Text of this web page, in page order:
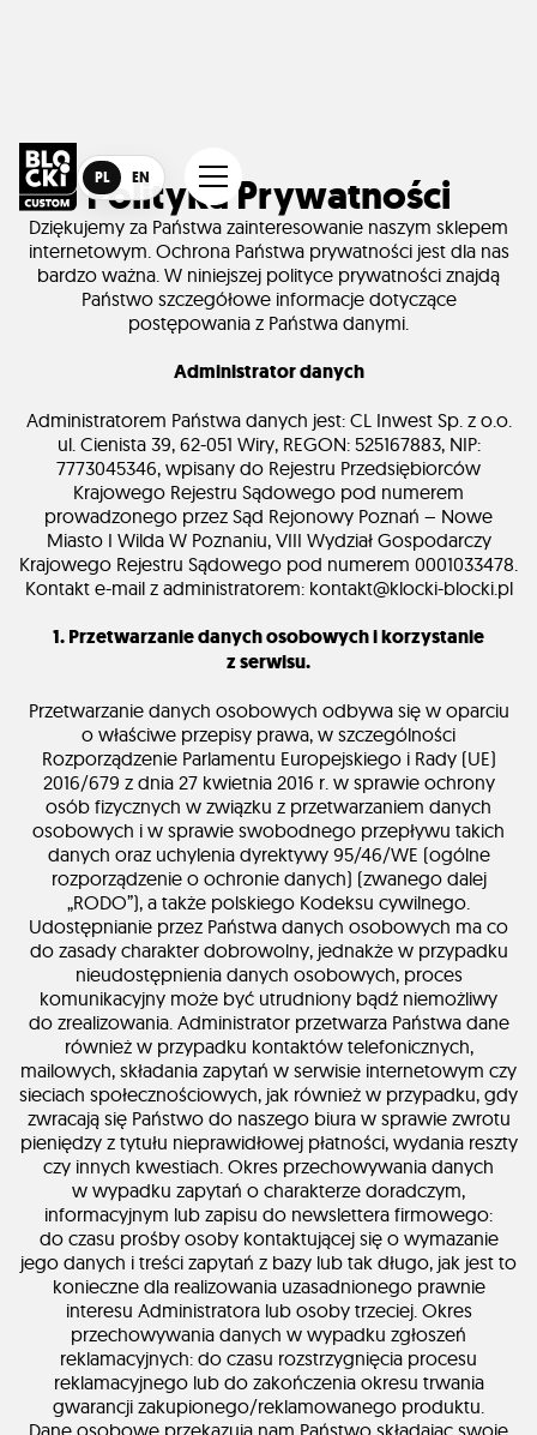
PL EN
Polityka Prywatności
Dziękujemy za Państwa zainteresowanie naszym sklepem
internetowym. Ochrona Państwa prywatności jest dla nas
bardzo ważna. W niniejszej polityce prywatności znajdą
Państwo szczegółowe informacje dotyczące
postępowania z Państwa danymi.
Administrator danych
Administratorem Państwa danych jest: CL Inwest Sp. z o.o.
ul. Cienista 39, 62-051 Wiry, REGON: 525167883, NIP:
7773045346, wpisany do Rejestru Przedsiębiorców
Krajowego Rejestru Sądowego pod numerem
prowadzonego przez Sąd Rejonowy Poznań – Nowe
Miasto I Wilda W Poznaniu, VIII Wydział Gospodarczy
Krajowego Rejestru Sądowego pod numerem 0001033478.
Kontakt e-mail z administratorem: kontakt@klocki-blocki.pl
1. Przetwarzanie danych osobowych i korzystanie
z serwisu.
Przetwarzanie danych osobowych odbywa się w oparciu
o właściwe przepisy prawa, w szczególności
Rozporządzenie Parlamentu Europejskiego i Rady (UE)
2016/679 z dnia 27 kwietnia 2016 r. w sprawie ochrony
osób fizycznych w związku z przetwarzaniem danych
osobowych i w sprawie swobodnego przepływu takich
danych oraz uchylenia dyrektywy 95/46/WE (ogólne
rozporządzenie o ochronie danych) (zwanego dalej
„RODO”), a także polskiego Kodeksu cywilnego.
Udostępnianie przez Państwa danych osobowych ma co
do zasady charakter dobrowolny, jednakże w przypadku
nieudostępnienia danych osobowych, proces
komunikacyjny może być utrudniony bądź niemożliwy
do zrealizowania. Administrator przetwarza Państwa dane
również w przypadku kontaktów telefonicznych,
mailowych, składania zapytań w serwisie internetowym czy
sieciach społecznościowych, jak również w przypadku, gdy
zwracają się Państwo do naszego biura w sprawie zwrotu
pieniędzy z tytułu nieprawidłowej płatności, wydania reszty
czy innych kwestiach. Okres przechowywania danych
w wypadku zapytań o charakterze doradczym,
informacyjnym lub zapisu do newslettera firmowego:
do czasu prośby osoby kontaktującej się o wymazanie
jego danych i treści zapytań z bazy lub tak długo, jak jest to
konieczne dla realizowania uzasadnionego prawnie
interesu Administratora lub osoby trzeciej. Okres
przechowywania danych w wypadku zgłoszeń
reklamacyjnych: do czasu rozstrzygnięcia procesu
reklamacyjnego lub do zakończenia okresu trwania
gwarancji zakupionego/reklamowanego produktu.
Dane osobowe przekazują nam Państwo składając swoje